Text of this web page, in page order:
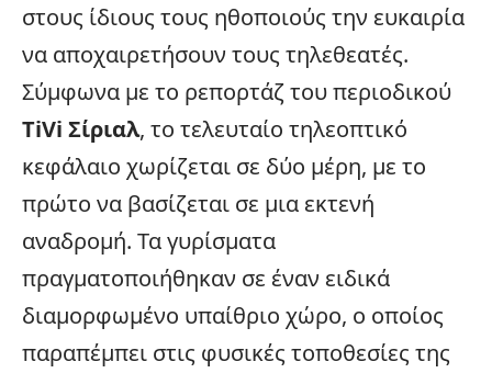
στους ίδιους τους ηθοποιούς την ευκαιρία
να αποχαιρετήσουν τους τηλεθεατές.
Σύμφωνα με το ρεπορτάζ του περιοδικού
TiVi Σίριαλ, το τελευταίο τηλεοπτικό
κεφάλαιο χωρίζεται σε δύο μέρη, με το
πρώτο να βασίζεται σε μια εκτενή
αναδρομή. Τα γυρίσματα
πραγματοποιήθηκαν σε έναν ειδικά
διαμορφωμένο υπαίθριο χώρο, ο οποίος
παραπέμπει στις φυσικές τοποθεσίες της